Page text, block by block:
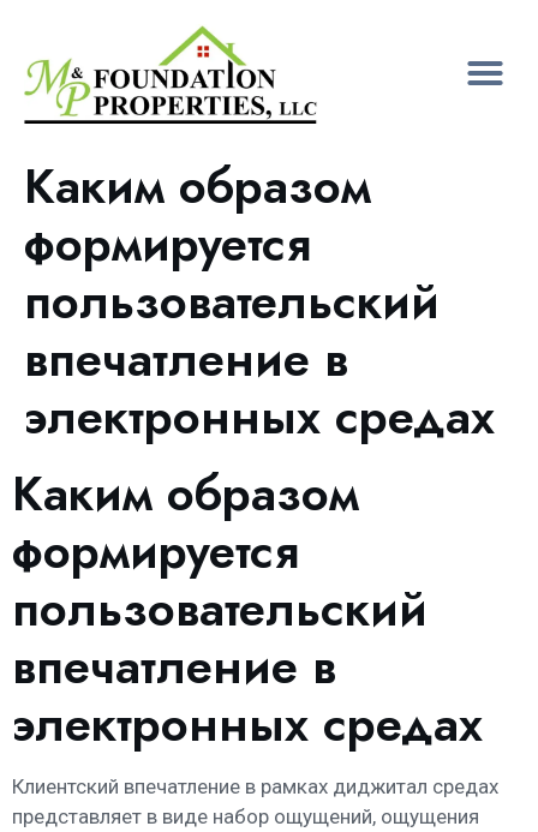
Каким образом
формируется
пользовательский
впечатление в
электронных средах
Каким образом
формируется
пользовательский
впечатление в
электронных средах
Клиентский впечатление в рамках диджитал средах
представляет в виде набор ощущений, ощущения